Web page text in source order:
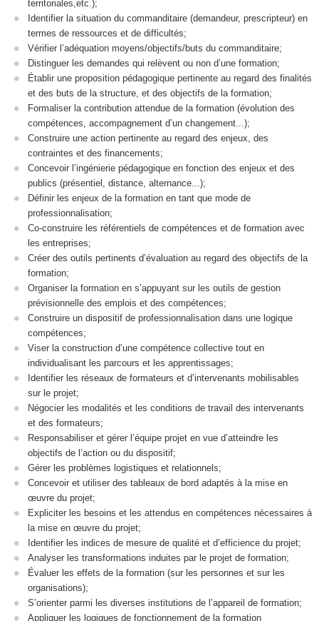
territoriales,etc.);
Identifier la situation du commanditaire (demandeur, prescripteur) en
termes de ressources et de difficultés;
Vérifier l’adéquation moyens/objectifs/buts du commanditaire;
Distinguer les demandes qui relèvent ou non d’une formation;
Établir une proposition pédagogique pertinente au regard des finalités
et des buts de la structure, et des objectifs de la formation;
Formaliser la contribution attendue de la formation (évolution des
compétences, accompagnement d’un changement...);
Construire une action pertinente au regard des enjeux, des
contraintes et des financements;
Concevoir l’ingénierie pédagogique en fonction des enjeux et des
publics (présentiel, distance, alternance...);
Définir les enjeux de la formation en tant que mode de
professionnalisation;
Co-construire les référentiels de compétences et de formation avec
les entreprises;
Créer des outils pertinents d’évaluation au regard des objectifs de la
formation;
Organiser la formation en s’appuyant sur les outils de gestion
prévisionnelle des emplois et des compétences;
Construire un dispositif de professionnalisation dans une logique
compétences;
Viser la construction d’une compétence collective tout en
individualisant les parcours et les apprentissages;
Identifier les réseaux de formateurs et d’intervenants mobilisables
sur le projet;
Négocier les modalités et les conditions de travail des intervenants
et des formateurs;
Responsabiliser et gérer l’équipe projet en vue d’atteindre les
objectifs de l’action ou du dispositif;
Gérer les problèmes logistiques et relationnels;
Concevoir et utiliser des tableaux de bord adaptés à la mise en
œuvre du projet;
Expliciter les besoins et les attendus en compétences nécessaires à
la mise en œuvre du projet;
Identifier les indices de mesure de qualité et d’efficience du projet;
Analyser les transformations induites par le projet de formation;
Évaluer les effets de la formation (sur les personnes et sur les
organisations);
S’orienter parmi les diverses institutions de l’appareil de formation;
Appliquer les logiques de fonctionnement de la formation